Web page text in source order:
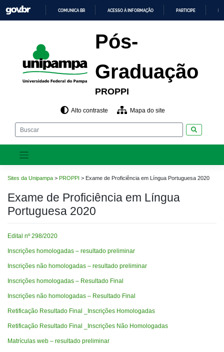
para
o
O
CONTEÚDO
COMUNICA BR ACESSO À INFORMAÇÃO PARTICIPE
Pós-
Graduação
PROPPI
Alto contraste Mapa do site
Sites da Unipampa > PROPPI > Exame de Proficiência em Língua Portuguesa 2020
Exame de Proficiência em Língua
Portuguesa 2020
Edital nº 298/2020
Inscrições homologadas – resultado preliminar
Inscrições não homologadas – resultado preliminar
Inscrições homologadas – Resultado Final
Inscrições não homologadas – Resultado Final
Retificação Resultado Final _Inscrições Homologadas
Retificação Resultado Final _Inscrições Não Homologadas
Matrículas web – resultado preliminar